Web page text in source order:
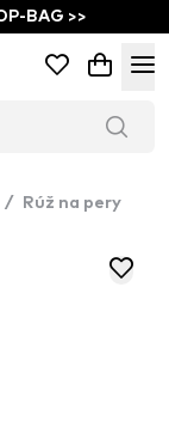
BAG >>
/ Rúž na pery